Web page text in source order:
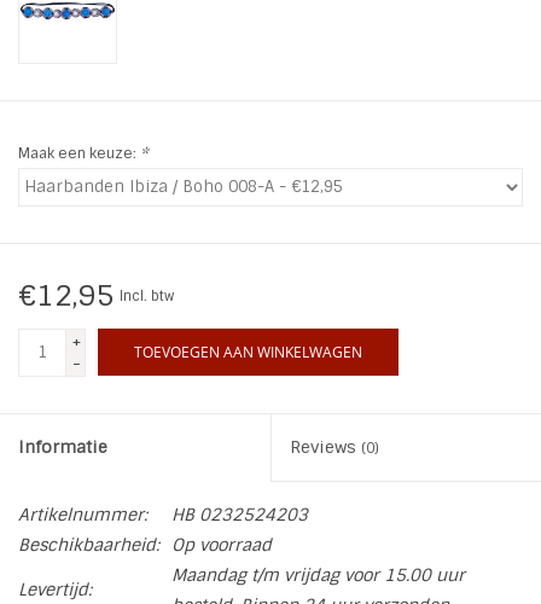
SALE
Maak een keuze: *
€12,95 Incl. btw
+
-
TOEVOEGEN AAN WINKELWAGEN
Informatie Reviews (0)
Artikelnummer:
HB 0232524203
Beschikbaarheid:
Op voorraad
Levertijd:
Maandag t/m vrijdag voor 15.00 uur